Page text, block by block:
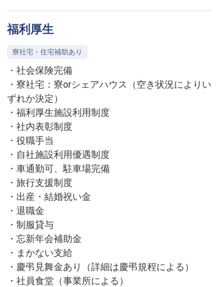
福利厚生
寮社宅・住宅補助あり
・社会保険完備
・寮社宅：寮orシェアハウス（空き状況によりい
ずれか決定）
・福利厚生施設利用制度
・社内表彰制度
・役職手当
・自社施設利用優遇制度
・車通勤可、駐車場完備
・旅行支援制度
・出産・結婚祝い金
・退職金
・制服貸与
・忘新年会補助金
・まかない支給
・慶弔見舞金あり（詳細は慶弔規程による）
・社員食堂（事業所による）